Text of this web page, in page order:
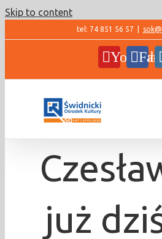
Skip to content
tel: 74 851 56 57
już